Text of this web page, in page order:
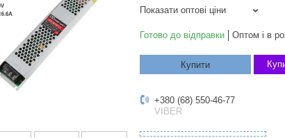
Показати оптові ціни
Готово до відправки Оптом і в
Купити
+380 (68) 550-46-77
VIBER